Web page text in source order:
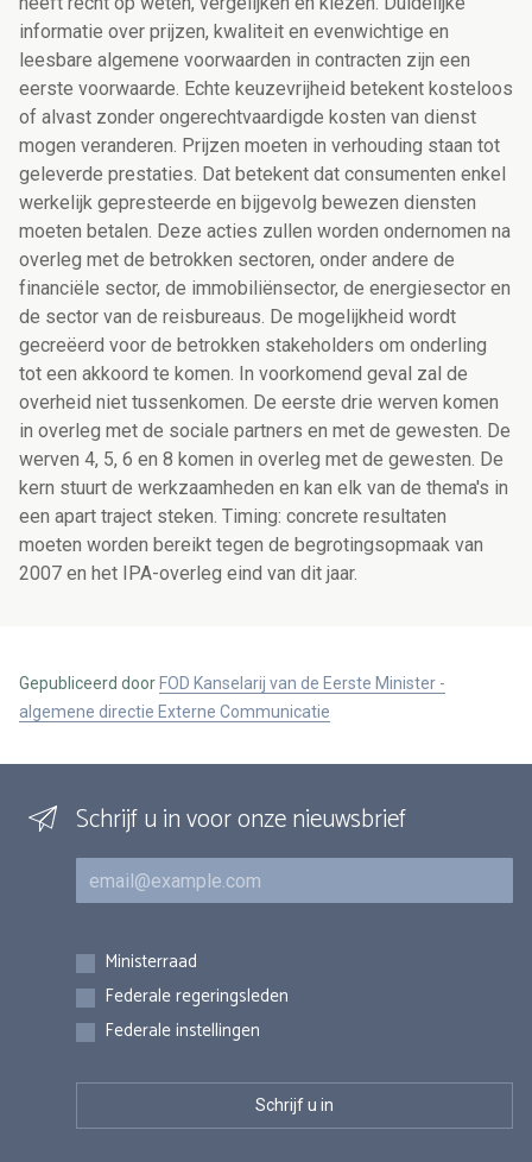
Gepubliceerd door FOD Kanselarij van de Eerste Minister -
algemene directie Externe Communicatie
Schrijf u in voor onze nieuwsbrief
E-mail
Inschrijvingen
Ministerraad
Federale regeringsleden
Federale instellingen